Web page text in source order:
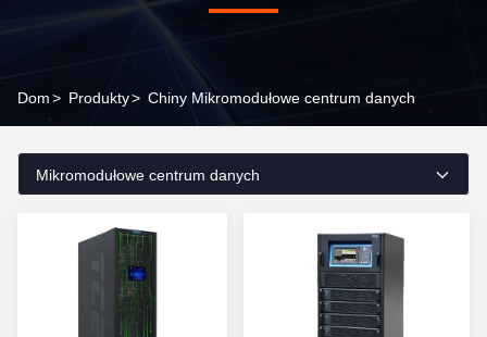
Dom> Produkty> Chiny Mikromodułowe centrum danych
Mikromodułowe centrum danych